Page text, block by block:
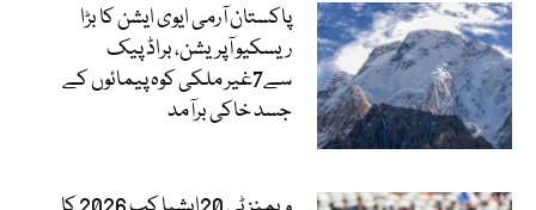
پاکستان آرمی ایوی ایشن کا بڑا
ریسکیو آپریشن، براڈ پیک
سے7غیر ملکی کوہ پیمائوں کے
جسد خاکی برآمد